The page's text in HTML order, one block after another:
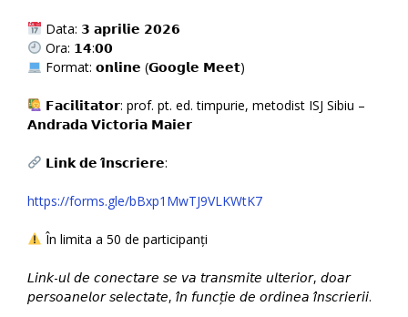
Data: 𝟯 𝗮𝗽𝗿𝗶𝗹𝗶𝗲 𝟮𝟬𝟮𝟲
Ora: 𝟭𝟰:𝟬𝟬
Format: 𝗼𝗻𝗹𝗶𝗻𝗲 (𝗚𝗼𝗼𝗴𝗹𝗲 𝗠𝗲𝗲𝘁)
𝗙𝗮𝗰𝗶𝗹𝗶𝘁𝗮𝘁𝗼𝗿: prof. pt. ed. timpurie, metodist ISJ Sibiu –
𝗔𝗻𝗱𝗿𝗮𝗱𝗮 𝗩𝗶𝗰𝘁𝗼𝗿𝗶𝗮 𝗠𝗮𝗶𝗲𝗿
𝗟𝗶𝗻𝗸 𝗱𝗲 𝗶̂𝗻𝘀𝗰𝗿𝗶𝗲𝗿𝗲:
https://forms.gle/bBxp1MwTJ9VLKWtK7
În limita a 50 de participanți
𝘓𝘪𝘯𝘬-𝘶𝘭 𝘥𝘦 𝘤𝘰𝘯𝘦𝘤𝘵𝘢𝘳𝘦 𝘴𝘦 𝘷𝘢 𝘵𝘳𝘢𝘯𝘴𝘮𝘪𝘵𝘦 𝘶𝘭𝘵𝘦𝘳𝘪𝘰𝘳, 𝘥𝘰𝘢𝘳
𝘱𝘦𝘳𝘴𝘰𝘢𝘯𝘦𝘭𝘰𝘳 𝘴𝘦𝘭𝘦𝘤𝘵𝘢𝘵𝘦, 𝘪̂𝘯 𝘧𝘶𝘯𝘤𝘵̦𝘪𝘦 𝘥𝘦 𝘰𝘳𝘥𝘪𝘯𝘦𝘢 𝘪̂𝘯𝘴𝘤𝘳𝘪𝘦𝘳𝘪𝘪.